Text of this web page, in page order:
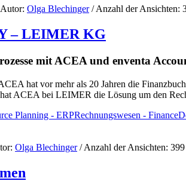
Olga Blechinger/ Anzahl der Ansichten:
– LEIMER KG
mit ACEA und enventa
hat vor mehr als 20 Jahren die
ACEA bei LEIMER die Lösung um den
Planning - ERPRechnungswesen - Finance
Olga Blechinger/ Anzahl der Ansichten: 399